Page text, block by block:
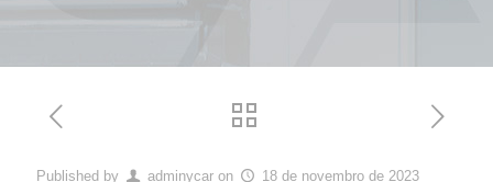
Published by adminycar on 18 de novembro de 2023